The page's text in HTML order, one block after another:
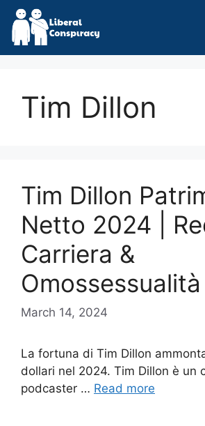
Skip
content
Tim Dillon
Tim Dillon
Netto 2024 |
Carriera &
Omossessualità
March 14, 2024
La fortuna di Tim Dillon
dollari nel 2024. Tim Dillon è un
podcaster … Read more